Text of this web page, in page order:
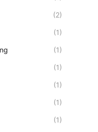
(2)
(1)
(1)
(1)
(1)
(1)
(1)